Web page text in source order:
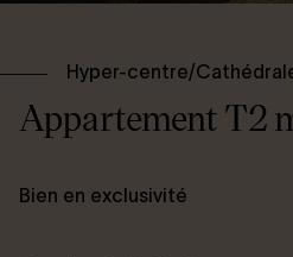
Hyper-centre/
Appartement T2
Bien en exclusivité